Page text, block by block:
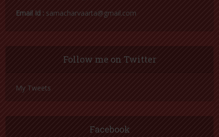
Email Id : samacharvaarta@gmail.com
Follow me on Twitter
My Tweets
Facebook